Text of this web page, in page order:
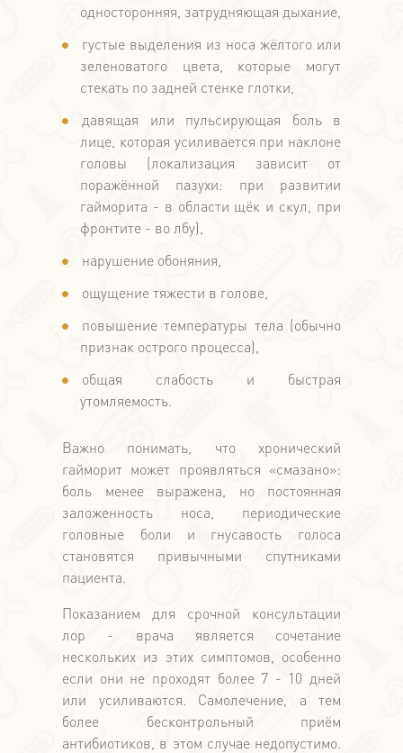
односторонняя, затрудняющая дыхание,
густые выделения из носа жёлтого или
зеленоватого цвета, которые могут
стекать по задней стенке глотки,
давящая или пульсирующая боль в
лице, которая усиливается при наклоне
головы (локализация зависит от
поражённой пазухи: при развитии
гайморита - в области щёк и скул, при
фронтите - во лбу),
нарушение обоняния,
ощущение тяжести в голове,
повышение температуры тела (обычно
признак острого процесса),
общая слабость и быстрая
утомляемость.
Важно понимать, что хронический
гайморит может проявляться «смазано»:
боль менее выражена, но постоянная
заложенность носа, периодические
головные боли и гнусавость голоса
становятся привычными спутниками
пациента.
Показанием для срочной консультации
лор - врача является сочетание
нескольких из этих симптомов, особенно
если они не проходят более 7 - 10 дней
или усиливаются. Самолечение, а тем
более бесконтрольный приём
антибиотиков, в этом случае недопустимо.